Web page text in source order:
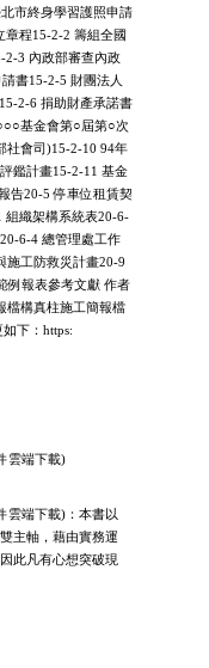
市終身學習護照申請
程15-2-2 籌組全國
2-3 內政部審查內政
書15-2-5 財團法人
2-6 捐助財產承諾書
基金會第○屆第○次
社會司)15-2-10 94年
鑑計畫15-2-11 基金
告20-5 停車位租賃契
組織架構系統表20-6-
6-4 總管理處工作
施工防救災計畫20-9
例報表參考文獻 作者
檔構真柱施工簡報檔
下：https:
雲端下載)
雲端下載)：本書以
主軸，藉由實務運
此凡有心想突破現